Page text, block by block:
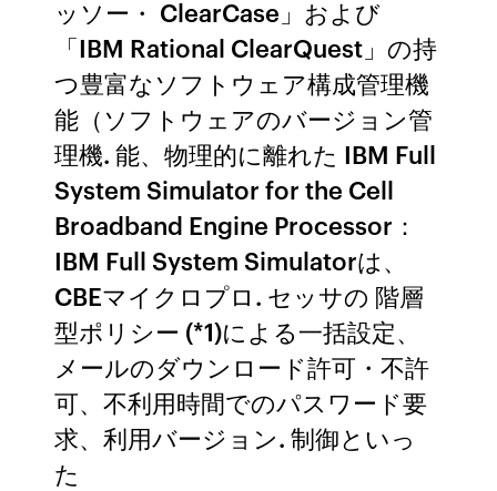
ッソー・ ClearCase」および
「IBM Rational ClearQuest」の持
つ豊富なソフトウェア構成管理機
能（ソフトウェアのバージョン管
理機. 能、物理的に離れた IBM Full
System Simulator for the Cell
Broadband Engine Processor：
IBM Full System Simulatorは、
CBEマイクロプロ. セッサの 階層
型ポリシー (*1)による一括設定、
メールのダウンロード許可・不許
可、不利用時間でのパスワード要
求、利用バージョン. 制御といっ
た